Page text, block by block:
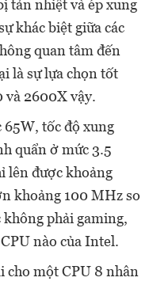
tản nhiệt và ép xung
khác biệt giữa các
quan tâm đến
là sự lựa chọn tốt
và 2600X vậy.
tốc độ xung
quẩn ở mức 3.5
lên được khoảng
khoảng 100 MHz so
phải gaming,
nào của Intel.
cho một CPU 8 nhân